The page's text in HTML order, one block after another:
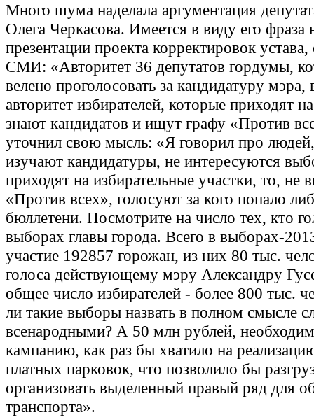
Много шума наделала аргументация
Олега Черкасова. Имеется в виду его фраза
презентации проекта корректировок
СМИ: «Авторитет 36 депутатов гордумы,
велено проголосовать за кандидатуру
авторитет избирателей, которые приходят
знают кандидатов и ищут графу «Против
уточнил свою мысль: «Я говорил про
изучают кандидатуры, не интересуются
приходят на избирательные участки, то, не
«Против всех», голосуют за кого попало
бюллетени. Посмотрите на число тех, кто
выборах главы города. Всего в выборах-
участие 192857 горожан, из них 80 тыс.
голоса действующему мэру Александру
общее число избирателей - более 800 тыс.
ли такие выборы назвать в полном смысле
всенародными? А 50 млн рублей,
кампанию, как раз бы хватило на
платных парковок, что позволило бы
организовать выделенный правый ряд для
транспорта».